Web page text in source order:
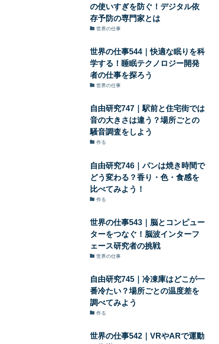
の使いすぎを防ぐ！デジタル依
存予防の専門家とは
世界の仕事
世界の仕事544｜快適な眠りを科
学する！睡眠テクノロジー開発
者の仕事を探ろう
世界の仕事
自由研究747｜駅前と住宅街では
音の大きさは違う？場所ごとの
騒音調査をしよう
作る
自由研究746｜パンは焼き時間で
どう変わる？香り・色・食感を
比べてみよう！
作る
世界の仕事543｜脳とコンピュー
ターをつなぐ！脳波インターフ
ェース研究者の挑戦
世界の仕事
自由研究745｜冷凍庫はどこが一
番冷たい？場所ごとの温度差を
調べてみよう
作る
世界の仕事542｜VRやARで運動